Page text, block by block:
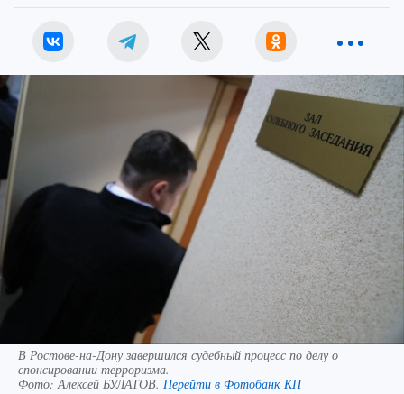
В Ростове-на-Дону завершился судебный процесс по делу о
спонсировании терроризма.
Фото:Алексей БУЛАТОВ. Перейти в Фотобанк КП